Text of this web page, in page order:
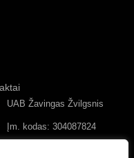
UAB Žavingas Žvilgsnis
Įm. kodas: 304087824